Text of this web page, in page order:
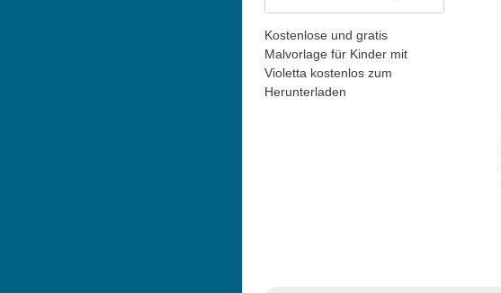
Kostenlose und gratis
Malvorlage für Kinder mit
Violetta kostenlos zum
Herunterladen